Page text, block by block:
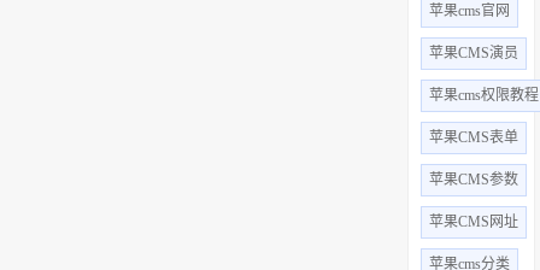
苹果cms官网
苹果CMS演员
苹果cms权限教程
苹果CMS表单
苹果CMS参数
苹果CMS网址
苹果cms分类